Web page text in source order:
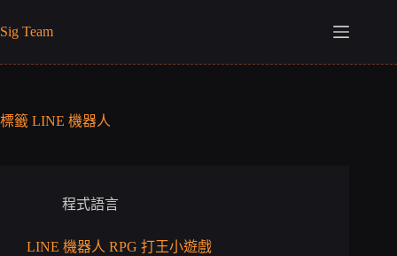
至
容
Sig Team
標籤 LINE 機器人
程式語言
LINE 機器人 RPG 打王小遊戲